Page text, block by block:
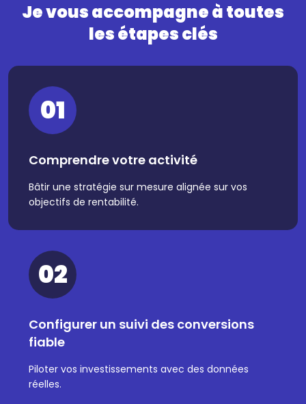
Je vous accompagne à toutes
les étapes clés
01
Comprendre votre activité
Bâtir une stratégie sur mesure alignée sur vos
objectifs de rentabilité.
02
Configurer un suivi des conversions
fiable
Piloter vos investissements avec des données
réelles.